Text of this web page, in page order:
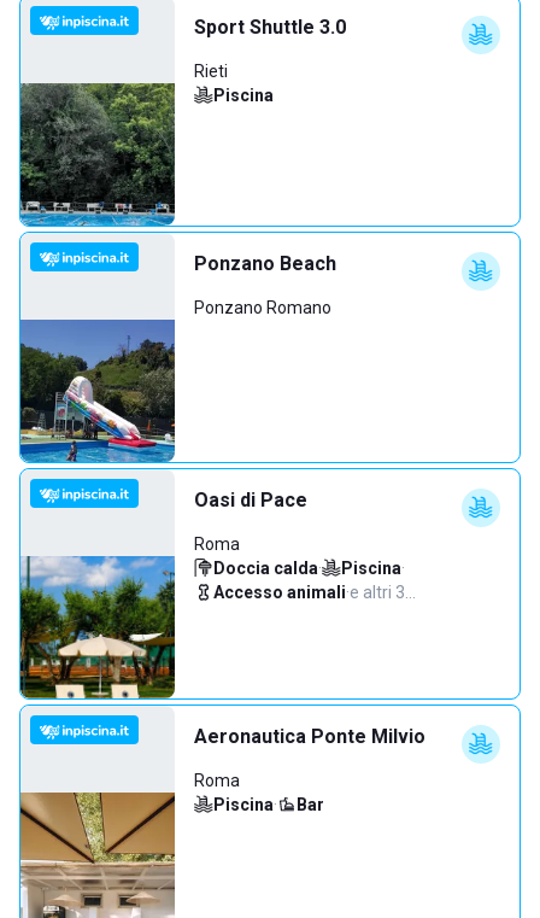
Sport Shuttle 3.0
Rieti
Piscina
Ponzano Beach
Ponzano Romano
Oasi di Pace
Roma
Doccia calda· Piscina·
Accesso animali·e altri 3…
Aeronautica Ponte Milvio
Roma
Piscina· Bar